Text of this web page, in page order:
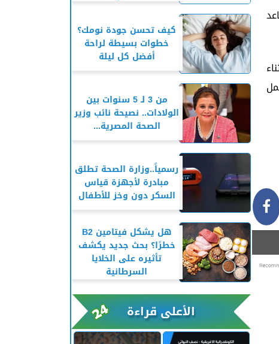
كيف تحسن جودة نومك؟
خطوات بسيطة لراحة
أفضل كل ليلة
من 3 لـ 5 سنوات بين
الولادات.. نصيحة نائب وزير
الصحة المصرية...
رسمياً..وزارة الصحة تطلق
مبادرة لأجهزة قياس
السكر دون وخز للأطفال
هل يشكل فيتامين B2
خطرًا؟ بحث جديد يكشف
تأثيره على الخلايا
السرطانية
الأعلى قراءة